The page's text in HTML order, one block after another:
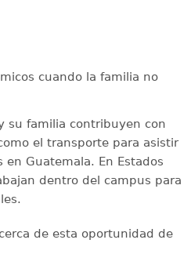
cuando la familia no
su familia contribuyen con
el transporte para asistir
Guatemala. En Estados
dentro del campus para
de esta oportunidad de